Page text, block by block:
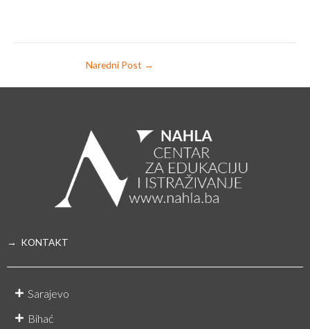
Naredni Post →
→ KONTAKT
Sarajevo
Bihać